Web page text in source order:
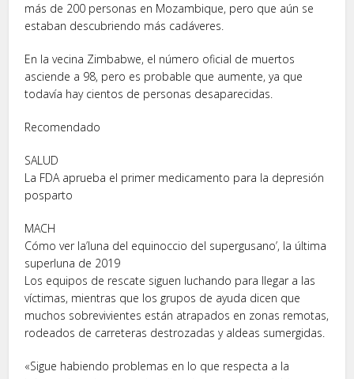
más de 200 personas en Mozambique, pero que aún se
estaban descubriendo más cadáveres.
En la vecina Zimbabwe, el número oficial de muertos
asciende a 98, pero es probable que aumente, ya que
todavía hay cientos de personas desaparecidas.
Recomendado
SALUD
La FDA aprueba el primer medicamento para la depresión
posparto
MACH
Cómo ver la’luna del equinoccio del supergusano’, la última
superluna de 2019
Los equipos de rescate siguen luchando para llegar a las
víctimas, mientras que los grupos de ayuda dicen que
muchos sobrevivientes están atrapados en zonas remotas,
rodeados de carreteras destrozadas y aldeas sumergidas.
«Sigue habiendo problemas en lo que respecta a la